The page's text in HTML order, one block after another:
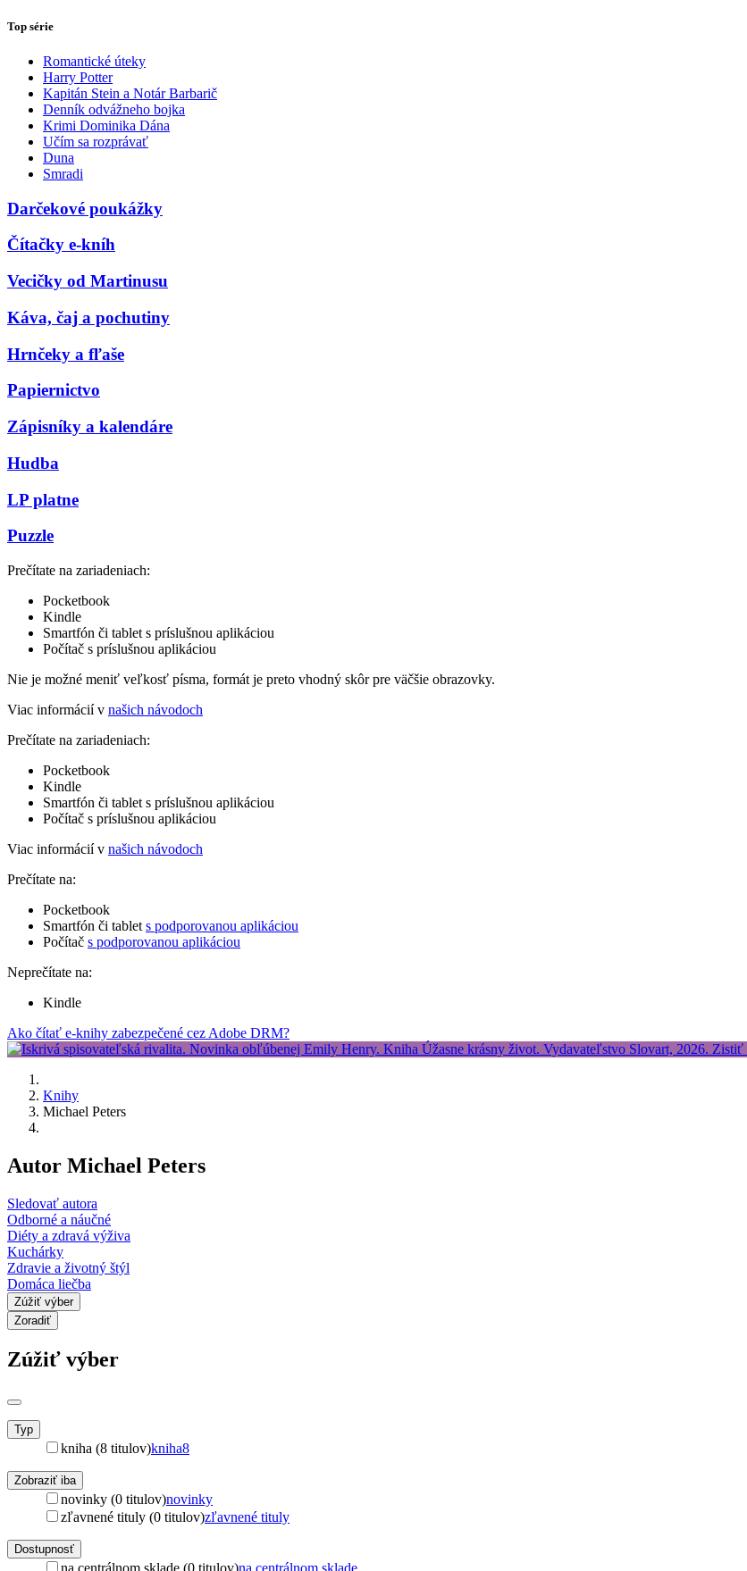
Top série
Romantické úteky
Harry Potter
Kapitán Stein a Notár Barbarič
Denník odvážneho bojka
Krimi Dominika Dána
Učím sa rozprávať
Duna
Smradi
Darčekové poukážky
Čítačky e-kníh
Vecičky od Martinusu
Káva, čaj a pochutiny
Hrnčeky a fľaše
Papiernictvo
Zápisníky a kalendáre
Hudba
LP platne
Puzzle
Prečítate na zariadeniach:
Pocketbook
Kindle
Smartfón či tablet s príslušnou aplikáciou
Počítač s príslušnou aplikáciou
Nie je možné meniť veľkosť písma, formát je preto vhodný skôr pre väčšie obrazovky.
Viac informácií v našich návodoch
Prečítate na zariadeniach:
Pocketbook
Kindle
Smartfón či tablet s príslušnou aplikáciou
Počítač s príslušnou aplikáciou
Viac informácií v našich návodoch
Prečítate na:
Pocketbook
Smartfón či tablet s podporovanou aplikáciou
Počítač s podporovanou aplikáciou
Neprečítate na:
Kindle
Ako čítať e-knihy zabezpečené cez Adobe DRM?
Knihy
Michael Peters
Autor Michael Peters
Sledovať autora
Odborné a náučné
Diéty a zdravá výživa
Kuchárky
Zdravie a životný štýl
Domáca liečba
Zúžiť výber
Zoradiť
Zúžiť výber
Typ
kniha (8 titulov)kniha8
Zobraziť iba
novinky (0 titulov)novinky
zľavnené tituly (0 titulov)zľavnené tituly
Dostupnosť
na centrálnom sklade (0 titulov)na centrálnom sklade